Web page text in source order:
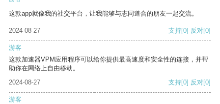
这款app就像我的社交平台，让我能够与志同道合的朋友一起交流。
2024-08-27 支持[0] 反对[0]
游客
这款加速器VPM应用程序可以给你提供最高速度和安全性的连接，并帮
助你在网络上自由移动。
2024-08-27
支持[0] 反对[0]
游客